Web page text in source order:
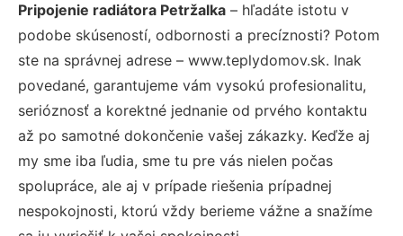
Pripojenie radiátora Petržalka – hľadáte istotu v
podobe skúseností, odbornosti a precíznosti? Potom
ste na správnej adrese – www.teplydomov.sk. Inak
povedané, garantujeme vám vysokú profesionalitu,
serióznosť a korektné jednanie od prvého kontaktu
až po samotné dokončenie vašej zákazky. Keďže aj
my sme iba ľudia, sme tu pre vás nielen počas
spolupráce, ale aj v prípade riešenia prípadnej
nespokojnosti, ktorú vždy berieme vážne a snažíme